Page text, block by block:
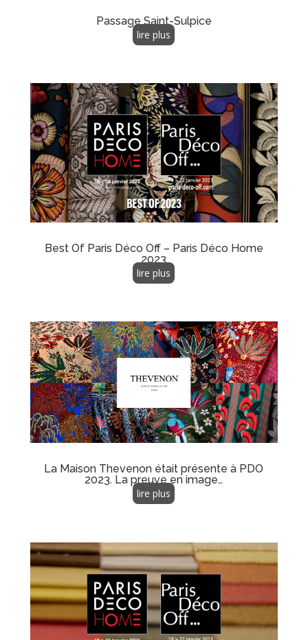
Passage Saint-Sulpice
lire plus
Best Of Paris Déco Off – Paris Déco Home
2023
lire plus
La Maison Thevenon était présente à PDO
2023. La preuve en image…
lire plus